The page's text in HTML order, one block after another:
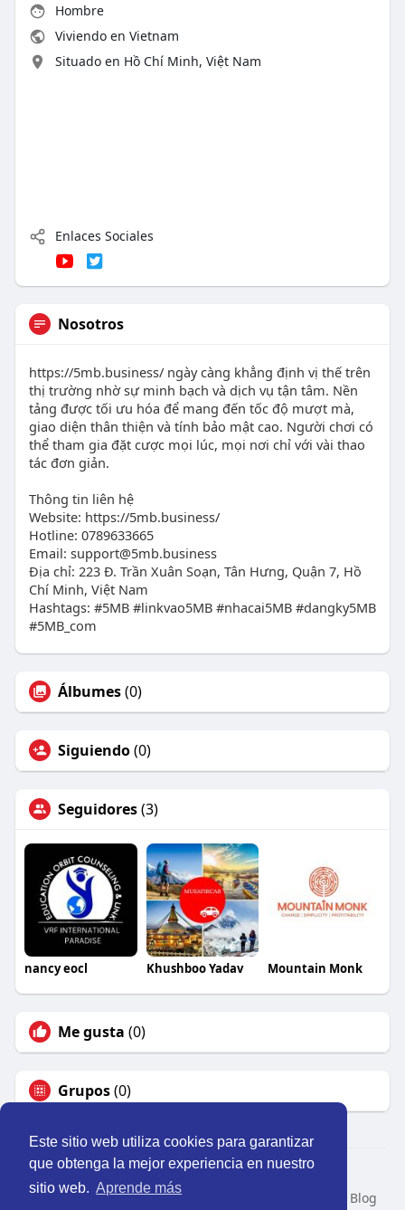
Este sitio web utiliza cookies para garantizar
que obtenga la mejor experiencia en nuestro
sitio web. Aprende más
Hombre
Viviendo en Vietnam
Situado en Hồ Chí Minh, Việt Nam
Enlaces Sociales
Nosotros
https://5mb.business/ ngày càng khẳng định vị thế trên
thị trường nhờ sự minh bạch và dịch vụ tận tâm. Nền
tảng được tối ưu hóa để mang đến tốc độ mượt mà,
giao diện thân thiện và tính bảo mật cao. Người chơi có
thể tham gia đặt cược mọi lúc, mọi nơi chỉ với vài thao
tác đơn giản.
Thông tin liên hệ
Website: https://5mb.business/
Hotline: 0789633665
Email: support@5mb.business
Địa chỉ: 223 Đ. Trần Xuân Soạn, Tân Hưng, Quận 7, Hồ
Chí Minh, Việt Nam
Hashtags: #5MB #linkvao5MB #nhacai5MB #dangky5MB
#5MB_com
Álbumes(0)
Siguiendo(0)
Seguidores(3)
nancy eocl Khushboo Yadav Mountain Monk
Me gusta (0)
Grupos(0)
© 2026 Perú Activo
Inicio
Nosotros Contacto
Blog